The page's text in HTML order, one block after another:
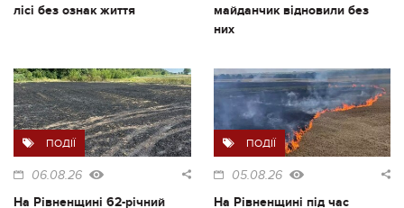
лісі без ознак життя
майданчик відновили без
них
ПОДІЇ
06.08.26
На Рівненщині 62-річний
ПОДІЇ
05.08.26
На Рівненщині під час